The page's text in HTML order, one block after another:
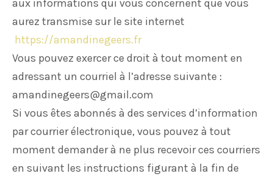
aux informations qui vous concernent que vous
aurez transmise sur le site internet
https://amandinegeers.fr
Vous pouvez exercer ce droit à tout moment en
adressant un courriel à l’adresse suivante :
amandinegeers@gmail.com
Si vous êtes abonnés à des services d’information
par courrier électronique, vous pouvez à tout
moment demander à ne plus recevoir ces courriers
en suivant les instructions figurant à la fin de